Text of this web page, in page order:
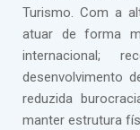
Turismo. Com a
atuar de forma
internacional;
desenvolvimento
reduzida
manter estrutura